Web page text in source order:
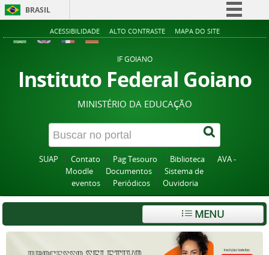
BRASIL
Simplifique!
Acesso à informação
Legislação
Canais
ACESSIBILIDADE ALTO CONTRASTE MAPA DO SITE
IF GOIANO
Instituto Federal Goiano
MINISTÉRIO DA EDUCAÇÃO
SUAP Contato Pag Tesouro Biblioteca
AVA -
Moodle
Documentos
Sistema de
eventos
Periódicos Ouvidoria
MENU